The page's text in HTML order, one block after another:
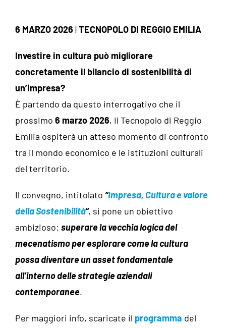
6 MARZO 2026 |TECNOPOLO DI REGGIO EMILIA
Investire in cultura può migliorare
concretamente il bilancio di sostenibilità di
un’impresa?
È partendo da questo interrogativo che il
prossimo 6 marzo 2026, il Tecnopolo di Reggio
Emilia ospiterà un atteso momento di confronto
tra il mondo economico e le istituzioni culturali
del territorio.
Il convegno, intitolato “Impresa, Cultura e valore
della Sostenibilità“, si pone un obiettivo
ambizioso: superare la vecchia logica del
mecenatismo per esplorare come la cultura
possa diventare un asset fondamentale
all’interno delle strategie aziendali
contemporanee.
Per maggiori info, scaricate il programma del